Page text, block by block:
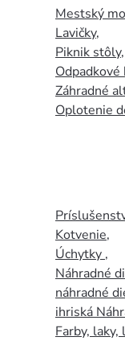
Mestský
Lavičky,
Piknik stôly,
Odpadkové
Záhradné
Oplotenie
Kotvenie,
Úchytky ,
Náhradné
náhradné
ihriská
Farby, laky,